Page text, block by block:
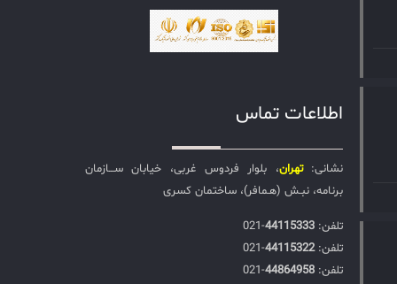
اطلاعات تماس
نشانی:تهران، بلوار فردوس غربی، خیابان ســـازمان
برنامه، نبـش (هـمافر)، ساختمان کسری
تلفن:‌ 44115333
-021
تلفن:‌44115322
-021
تلفن:‌ 44864958
-021